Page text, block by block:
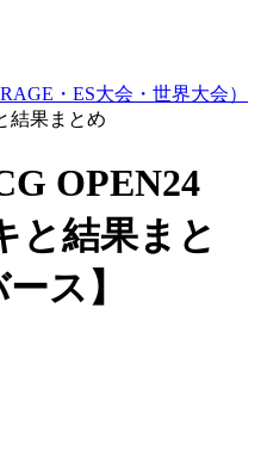
・ES大会・世界大会）
結果まとめ
OPEN24
と結果まと
ス】